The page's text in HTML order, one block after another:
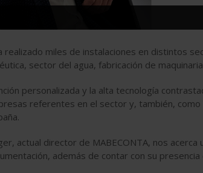
realizado miles de instalaciones en distintos
sector del agua, fabricación de
personalizada y la alta tecnología
referentes en el sector y, también,
actual director de MABECONTA, nos acerca
además de contar con su